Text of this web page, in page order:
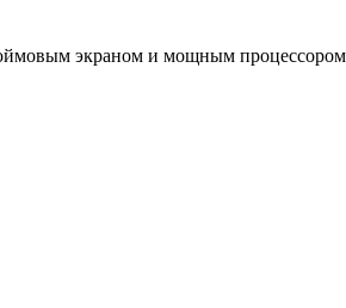
экраном и мощным